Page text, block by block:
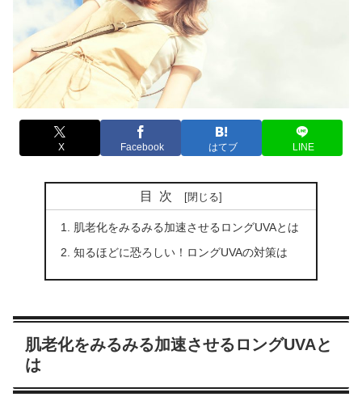
X Facebook はてブ LINE
目次
肌老化をみるみる加速させるロングUVAとは
知るほどに恐ろしい！ロングUVAの対策は
肌老化をみるみる加速させるロングUVAと
は